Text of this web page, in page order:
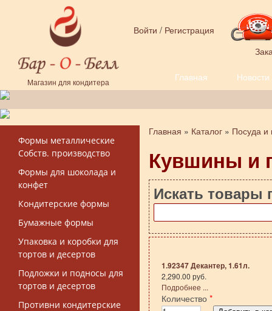
Перейти к основному содержанию
Магазин для кондитера
Войти / Регистрация
Главная Новости
Форма поиска
Формы металлические
Собств. производство
Формы для шоколада и
конфет
Кондитерские формы
Бумажные формы
Упаковка и коробки для
тортов и десертов
Подложки и подносы для
тортов и десертов
Противни кондитерские
Вы здесь
Главная » Каталог » Посуда и
Кувшины и
Искать товары
1.92347 Декантер, 1.61л.
2,290.00 руб.
Подробнее ...
Количество *